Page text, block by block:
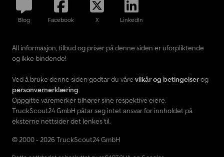
Blog Facebook X LinkedIn
All informasjon, tilbud og priser på denne siden er uforpliktende
og ikke bindende!
Ved å bruke denne siden godtar du våre vilkår og betingelserog
personvernerklæring.
Oppgitte varemerker tilhører sine respektive eiere.
TruckScout24 GmbH påtar seg intet ansvar for innholdet på
eksterne nettsider det lenkes til.
© 2000 - 2026 TruckScout24 GmbH